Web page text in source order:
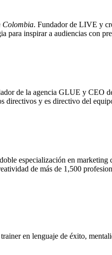
Colombia. Fundador de LIVE y
inspirar a audiencias con
de la agencia GLUE y CEO
directivos y es directivo del
especialización en
de más de 1,500
en lenguaje de éxito,